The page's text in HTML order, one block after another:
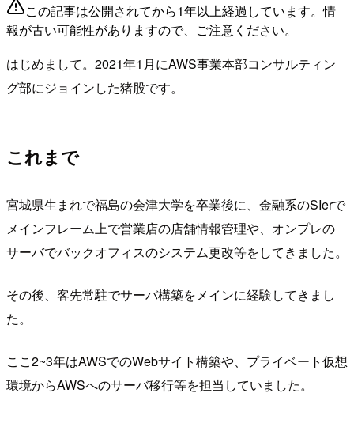
この記事は公開されてから1年以上経過しています。情
報が古い可能性がありますので、ご注意ください。
はじめまして。2021年1月にAWS事業本部コンサルティン
グ部にジョインした猪股です。
これまで
宮城県生まれで福島の会津大学を卒業後に、金融系のSIerで
メインフレーム上で営業店の店舗情報管理や、オンプレの
サーバでバックオフィスのシステム更改等をしてきました。
その後、客先常駐でサーバ構築をメインに経験してきまし
た。
ここ2~3年はAWSでのWebサイト構築や、プライベート仮想
環境からAWSへのサーバ移行等を担当していました。